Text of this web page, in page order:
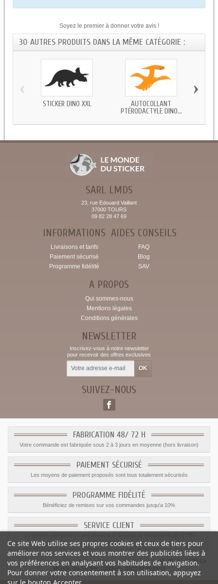
Soyez le premier à donner votre avis !
30 AUTRES PRODUITS DANS LA MÊME CATÉGORIE :
STICKER DINO XXL
AUTOCOLLANT
PTÉRODACTYLE DINO...
‹ ›
SARL LMDS
23, rue Edouard Vaillant
37000 TOURS
09 82 28 47 69
INFORMATIONS
Livraisons et tarifs
Paiement sécurisé
Programme fidélité
AIDES CONSEILS
FAQ
Blog
SAV
A PROPOS
Qui sommes-nous
Mentions légales
Conditions générales
NEWSLETTER
Inscrivez-vous à notre newsletter
pour recevoir des offres exclusives
SUIVEZ-NOUS
FABRICATION 48/ 72 H
Votre commande est fabriquée sous 2 à 3 jours en moyenne (hors livraison)
PAIEMENT SÉCURISÉ
Les moyens de paiement proposés sont tous totalement sécurisés
PROGRAMME FIDÉLITÉ
Bénéficiez de remises sur vos commandes jusqu'a 10%
SERVICE CLIENT
09.82.28.47.69.
© 2012 - 2026 Le
Monde du Sticker :
stickers déco et muraux
Ce site Web utilise ses propres cookies et ceux de tiers pour
améliorer nos services et vous montrer des publicités liées à
vos préférences en analysant vos habitudes de navigation.
Pour donner votre consentement à son utilisation, appuyez